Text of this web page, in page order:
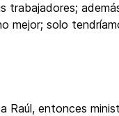
trabajadores;
mejor; solo
Raúl, entonces